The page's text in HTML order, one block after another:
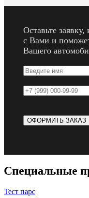
Оставьте
с Вами и
Вашего
Специальные
Тест парс